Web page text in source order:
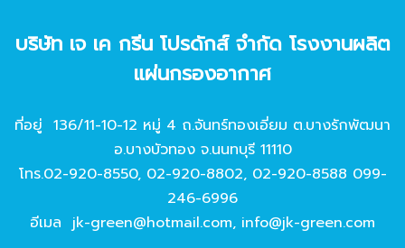
บริษัท เจ เค กรีน โปรดักส์ จํากัด โรงงานผลิต
แผ่นกรองอากาศ
ที่อยู่ 136/11-10-12 หมู่ 4 ถ.จันทร์ทองเอี่ยม ต.บางรักพัฒนา
อ.บางบัวทอง จ.นนทบุรี 11110
โทร.02-920-8550, 02-920-8802, 02-920-8588 099-
246-6996
อีเมล jk-green@hotmail.com, info@jk-green.com